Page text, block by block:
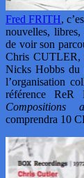
Fred FRITH,
nouvelles,
de voir son
Chris CUTLER,
Nicks Hobbs du
l’organisation
référence ReR
Compositions
comprendra 10